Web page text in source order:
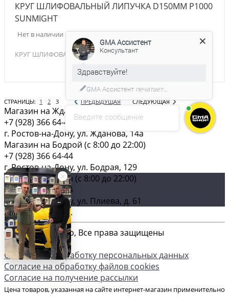
КРУГ ШЛИФОВАЛЬНЫЙ ЛИПУЧКА D150MM P1000
SUNMIGHT
Нет в наличии
КРУГ ШЛИФОВАЛЬНЫЙ ЛИПУЧКА D150MM P1000 SUNMIGHT
СТРАНИЦЫ: 1 2 3 ПРЕДЫДУЩАЯ СЛЕДУЮЩАЯ
Магазин на Жданова (c 8:00 до 22:00)
+7 (928) 366 64-44
г. Ростов-на-Дону, ул. Жданова, 14а
Магазин на Бодрой (c 8:00 до 22:00)
+7 (928) 366 64-44
г. Ростов-на-Дону, ул. Бодрая, 129
Главный магазин (c 8:00 до 22:00)
+7 (928) 366 64-44
г. Ростов-на-Дону, ул. Плиева, д. 61
Загрузка карты ...
© 2026 GMA-Shop, Все права защищены
Согласие на обработку персональных данных
Согласие на обработку файлов cookies
Согласие на получение рассылки
Цена товаров, указанная на сайте интернет-магазин применительно
Введите сообщение
Консультант
С удовольствием помогу вам в
выборе товара.